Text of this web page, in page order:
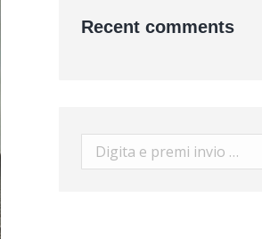
Recent comments
Cerca: